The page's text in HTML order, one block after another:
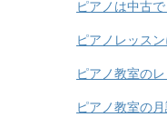
ピアノは中古
ピアノレッス
ピアノ教室の
ピアノ教室の